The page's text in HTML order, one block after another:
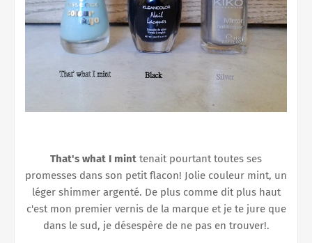
That's what I mint tenait pourtant toutes ses
promesses dans son petit flacon! Jolie couleur mint, un
léger shimmer argenté. De plus comme dit plus haut
c'est mon premier vernis de la marque et je te jure que
dans le sud, je désespère de ne pas en trouver!.